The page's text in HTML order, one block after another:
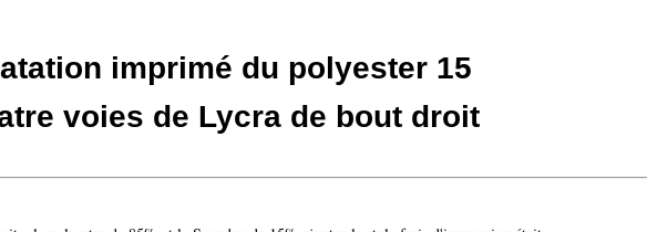
imprimé du polyester 15
voies de Lycra de bout droit